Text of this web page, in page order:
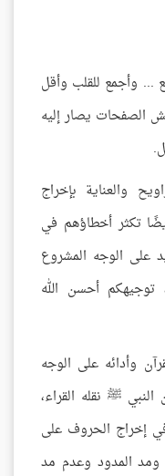
... وأجمع للقلب وأقل
الصفحات يصار إليه
والعناية بإخراج
تكثر أخطاؤهم في
على الوجه المشروع
توجيهكم أحسن الله
وأدائه على الوجه
ﷺ نقله القراء،
إخراج الحروف على
ومد المدود وعدم مد